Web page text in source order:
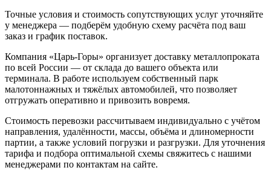
Точные условия и стоимость сопутствующих услуг уточняйте
у менеджера — подберём удобную схему расчёта под ваш
заказ и график поставок.
Компания «Царь-Горы» организует доставку металлопроката
по всей России — от склада до вашего объекта или
терминала. В работе используем собственный парк
малотоннажных и тяжёлых автомобилей, что позволяет
отгружать оперативно и привозить вовремя.
Стоимость перевозки рассчитываем индивидуально с учётом
направления, удалённости, массы, объёма и длиномерности
партии, а также условий погрузки и разгрузки. Для уточнения
тарифа и подбора оптимальной схемы свяжитесь с нашими
менеджерами по контактам на сайте.